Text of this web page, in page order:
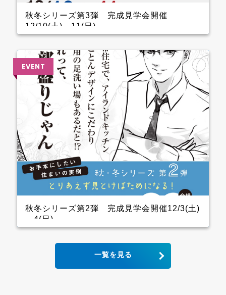
秋冬シリーズ第3弾 完成見学会開催
12/10(土)～11(日)
インナーガレージがある家 完成見学会のお知らせ
クレバリーホーム完成見学会！ 12月10日(土)11日
(日) ■会場：大分県津久見市 ご予約いただいた方に
は、現地地図をメールまたは郵送いたします。 ▼ ご
来場で人気のＬOGOSグッズをプレゼント！ ファイナ
ンスシャルプランナーによる資金計画のご相談も実
施。 お手本どころ！！ 玄関 玄関を上がってすぐのと
ころに手洗器を設置しているので、とても衛生的。 1.5
帖あるSCLは三輪車やベビーカーなどおける広さなの
でファミリー層に嬉しいです。 キッチン キッチン背
面のカップボードの横に造作カウンターを設けている
ので、キッチン用の家電を横一列にきれいに並べられ
ます。 パントリーも十分に幅をとっていて大容量の収
納が可能！ リビングから死角になるところに上手に配
置しています。 &ensp […]
秋冬シリーズ第2弾 完成見学会開催12/3(土)
～4(日)
2世帯住宅の完成見学会 クレバリーホーム完成見学
会！ 12月3日(土)4日(日) ■会場：大分県大分市宮河内
ご予約いただいた方には、現地地図をメールまたは郵
一覧を見る